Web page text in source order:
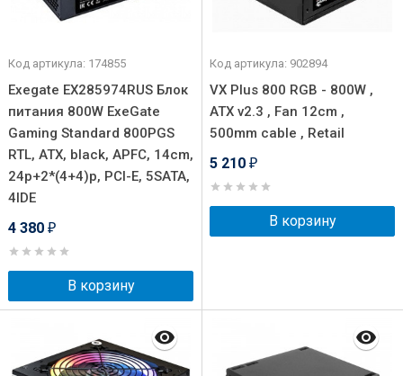
Код артикула: 174855
Exegate EX285974RUS Блок
питания 800W ExeGate
Gaming Standard 800PGS
RTL, ATX, black, APFC, 14cm,
24p+2*(4+4)p, PCI-E, 5SATA,
4IDE
4 380 ₽
В корзину
Код артикула: 902894
VX Plus 800 RGB - 800W ,
ATX v2.3 , Fan 12cm ,
500mm cable , Retail
5 210 ₽
В корзину